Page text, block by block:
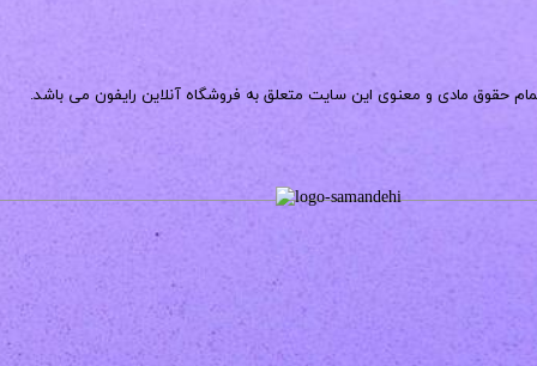
حقوق مادی و معنوی این سایت متعلق به فروشگاه آنلاین رایفون می باشد.